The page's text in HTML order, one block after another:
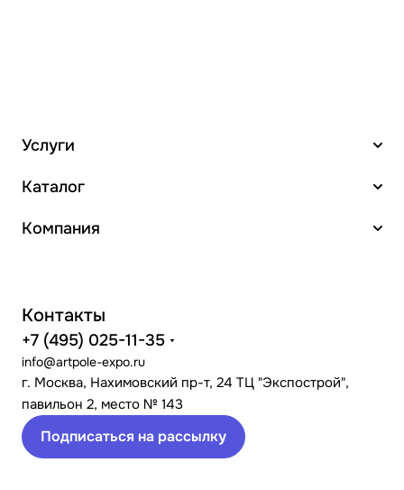
Услуги
Каталог
Компания
Контакты
+7 (495) 025-11-35
info@artpole-expo.ru
г. Москва, Нахимовский пр-т, 24 ТЦ "Экспострой",
павильон 2, место № 143
Подписаться на рассылку